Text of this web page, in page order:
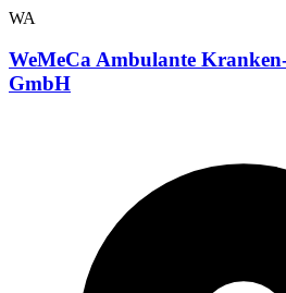
WA
WeMeCa Ambulante
GmbH